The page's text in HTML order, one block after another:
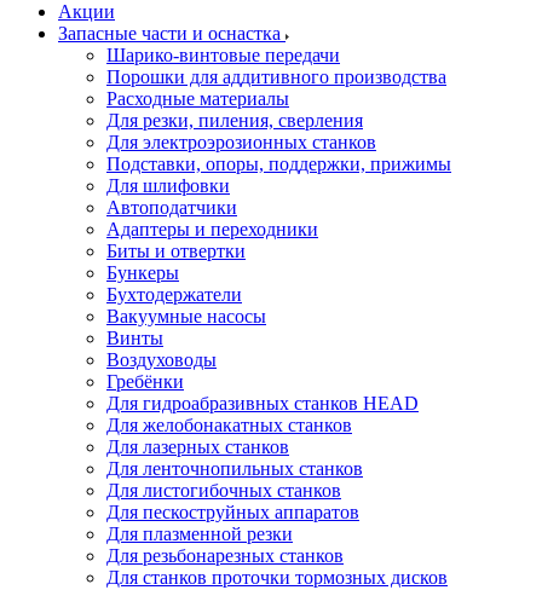
Акции
Запасные части и оснастка
Шарико-винтовые передачи
Порошки для аддитивного производства
Расходные материалы
Для резки, пиления, сверления
Для электроэрозионных станков
Подставки, опоры, поддержки, прижимы
Для шлифовки
Автоподатчики
Адаптеры и переходники
Биты и отвертки
Бункеры
Бухтодержатели
Вакуумные насосы
Винты
Воздуховоды
Гребёнки
Для гидроабразивных станков HEAD
Для желобонакатных станков
Для лазерных станков
Для ленточнопильных станков
Для листогибочных станков
Для пескоструйных аппаратов
Для плазменной резки
Для резьбонарезных станков
Для станков проточки тормозных дисков